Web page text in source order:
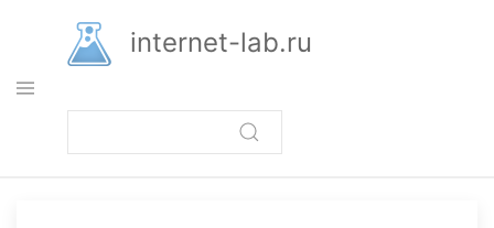
основному
содержанию
internet-lab.ru